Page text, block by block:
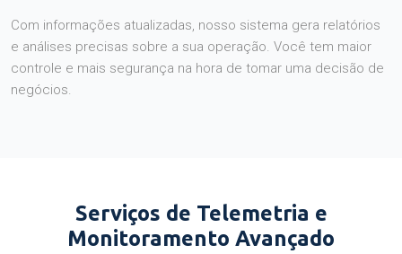
Com informações atualizadas, nosso sistema gera relatórios
e análises precisas sobre a sua operação. Você tem maior
controle e mais segurança na hora de tomar uma decisão de
negócios.
Serviços de Telemetria e
Monitoramento Avançado